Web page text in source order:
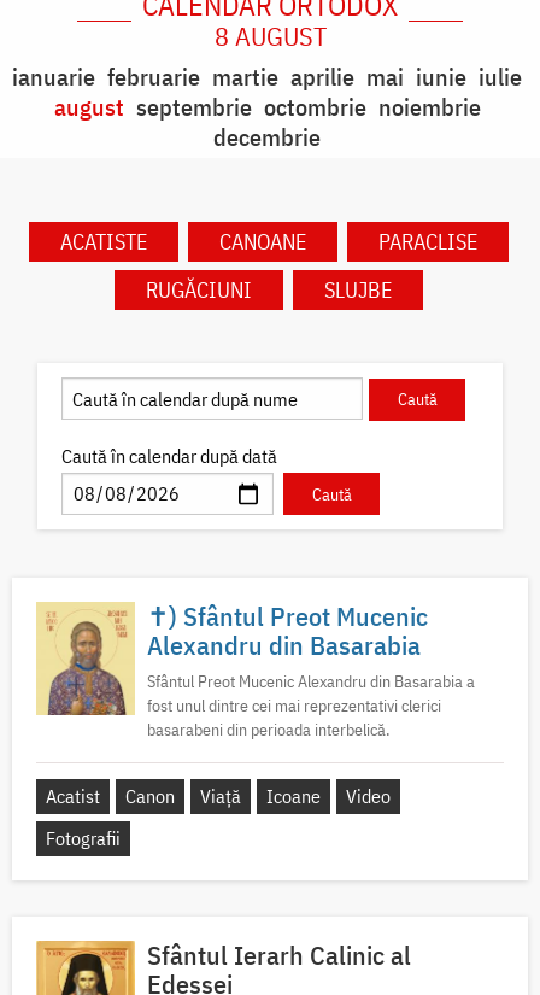
8 AUGUST
ianuarie februarie martie aprilie mai iunie iulie
august septembrie octombrie noiembrie
decembrie
ACATISTE CANOANE
PARACLISE
RUGĂCIUNI
SLUJBE
Caută în calendar după dată
✝) Sfântul Preot Mucenic
Alexandru din Basarabia
Sfântul Preot Mucenic Alexandru din Basarabia a
fost unul dintre cei mai reprezentativi clerici
basarabeni din perioada interbelică.
Acatist Canon Viață Icoane
Video
Fotografii
Sfântul Ierarh Calinic al
Edessei